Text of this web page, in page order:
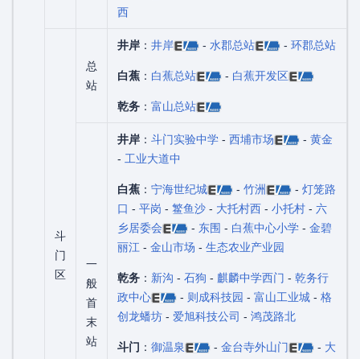
西
斗
门
区
总
站
井岸 ： 井岸 - 水郡总站 - 环郡总站
白蕉 ： 白蕉总站 - 白蕉开发区
乾务 ： 富山总站
一
般
首
末
站
井岸 ： 斗门实验中学 - 西埔市场 - 黄金
- 工业大道中
白蕉 ： 宁海世纪城 - 竹洲 - 灯笼路
口 - 平岗 - 鳘鱼沙 - 大托村西 - 小托村 - 六
乡居委会
- 东围 - 白蕉中心小学 - 金碧
丽江 - 金山市场 - 生态农业产业园
乾务 ： 新沟 - 石狗 - 麒麟中学西门 - 乾务行
政中心
- 则成科技园 - 富山工业城 - 格
创龙蟠坊 - 爱旭科技公司 - 鸿茂路北
斗门 ： 御温泉 - 金台寺外山门 - 大